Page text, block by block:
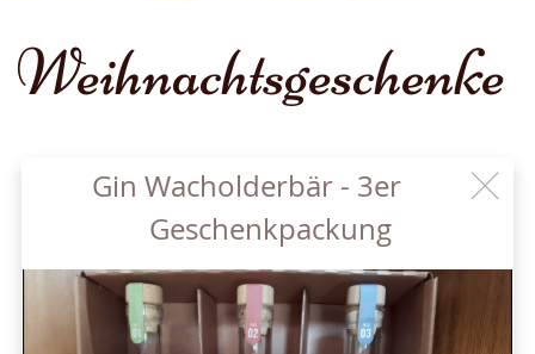
Weihnachtsgeschenke
Gin Wacholderbär - 3er
Geschenkpackung